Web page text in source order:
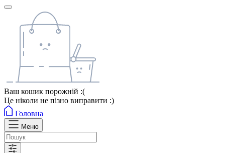
Ваш кошик порожній :(
Це ніколи не пізно виправити :)
Головна
Меню